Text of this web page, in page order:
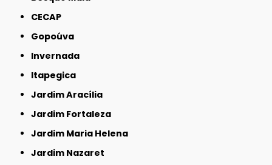
CECAP
Gopoúva
Invernada
Itapegica
Jardim Aracília
Jardim Fortaleza
Jardim Maria Helena
Jardim Nazaret